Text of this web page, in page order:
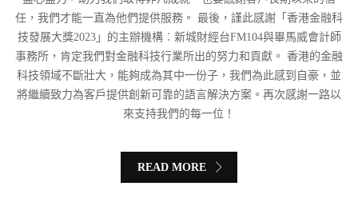
任，我們才能一直為他們提供服務。 最後，謹此感謝「香港金融科
技發展大獎2023」的主辦機構︰新城財經台FM104與畢馬威會計師
事務所，肯定我們對金融科技行業所出的努力和貢獻。 香港的金融
科技領域不斷壯大，能夠成為其中一份子，我們為此感到自豪，並
將繼續致力為客戶提供創新可靠的語言解決方案。再次感謝一路以
來支持我們的每一位！
READ MORE